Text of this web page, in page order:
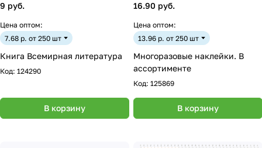
9 руб.
Цена оптом:
7.68 р. от 250 шт
Книга Всемирная литература
Код: 124290
В корзину
16.90 руб.
Цена оптом:
13.96 р. от 250 шт
Многоразовые наклейки. В
ассортименте
Код: 125869
В корзину